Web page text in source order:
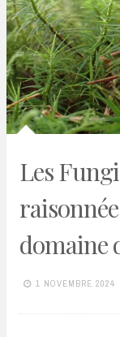
Les
domaine
1 NOVEMBRE 2024